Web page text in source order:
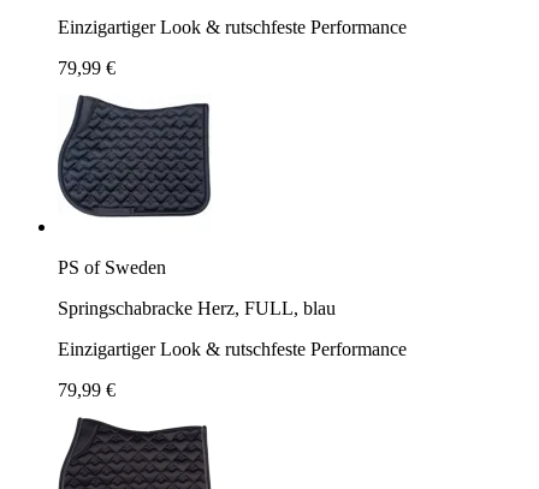
Einzigartiger Look & rutschfeste Performance
79,99 €
PS of Sweden
Springschabracke Herz, FULL, blau
Einzigartiger Look & rutschfeste Performance
79,99 €